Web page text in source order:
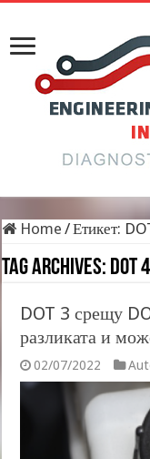
Home /Етикет:
Tag Archives: DOT 4
DOT 3 срещу
разликата и
02/07/2022